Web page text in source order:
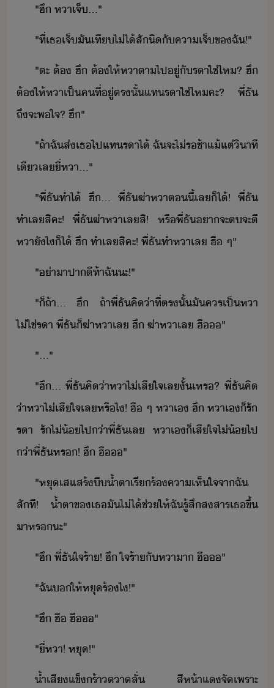
"​ฮึ​ ​หา​เจ็​...​"
"​ที่​เธ​เจ็​ั​เที​ไ่ไ้​สัิ​ั​คาเจ็​ข​ฉั​!​"
"​ตะ​ ​ต้​ ​ฮึ​ ​ต้​ให้​หา​ตา​ไป​ู่​ั​รา​ใช่ไห​?​ ​ฮึ​
​ต้​ให้​หา​เป็​คที​่​ู่​ตรั้​แท​รา​ใช่ไห​คะ​?​ ​พี่​ธั​
ถึ​จะ​พใจ​?​ ​ฮึ​"​
"​ถ้า​ฉั​ส่​เธ​ไป​แท​รา​ไ้​ ​ฉั​จะ​ไ่​รช​้า​แ้แต่​ิาที​
เี​เล​ี่​หา​...​"
"​พี่​ธั​ทำไ้​ ​ฮึ​...​ ​พี่​ธั​ฆ่า​หา​ตี้​เล​็ไ้​!​ ​พี่​ธั​
ทำเล​สิ​คะ​!​ ​พี่​ธั​ฆ่า​หา​เล​สิ​!​ ​หรื​พี่​ธั​า​จะ​ต​จะ​ตี​
หาั​ไ​็ไ้​ ​ฮึ​ ​ทำเล​สิ​คะ​!​ ​พี่​ธั​ทำ​หา​เล​ ​ฮื​ ​ๆ​"
"​่า​าปา​ี​ท้า​ฉั​ะ​!​"
"​็​ถ้า​...​ ​ฮึ​ ​ถ้า​พี่​ธั​คิ​่าที่​ตรั้​ั​คร​เป็​หา​
ไ่ใช่​รา​ ​พี่​ธั​็​ฆ่า​หา​เล​ ​ฮึ​ ​ฆ่า​หา​เล​ ​ฮื​​"
"​...​"
"​ฮึ​...​ ​พี่​ธั​คิ​่า​หา​ไ่​เสีใจ​เล​ั้​เหร​?​ ​พี่​ธั​คิ​
่า​หา​ไ่​เสีใจ​เล​หรืไ​!​ ​ฮื​ ​ๆ​ ​หา​เ​ ​ฮึ​ ​หา​เ​็​รั​
รา​ ​รั​ไ่้​ไป​่า​พี่​ธั​เล​ ​หา​เ​็​เสีใจ​ไ่้​ไป​
่า​พี่​ธั​หร​!​ ​ฮึ​ ​ฮื​​"
"​หุ​เสแสร้​ี้ำตา​เรีร้​คาเห็ใจ​จา​ฉั​
สัที​!​ ​้ำตา​ข​เธ​ั​ไ่ไ้​ช่​ให้​ฉั​รู้สึ​สสาร​เธ​ขึ้​
า​หร​ะ​"​
"​ฮึ​ ​พี่​ธั​ใจร้า​!​ ​ฮึ​ ​ใจร้า​ั​หาา​ ​ฮื​​"
"​ฉั​​ให้​หุ​ร้​ไ​!​"
"​ฮึ​ ​ฮื​ ​ฮื​​"​
"​ี่​หา​!​ ​หุ​!​"​
้ำเสี​แข็ร้า​ตา​ลั่​ ​สีห้า​แ​จั​เพราะ​